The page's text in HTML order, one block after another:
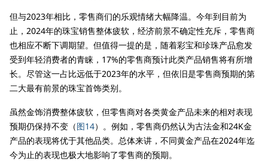
但与2023年相比，零售商们的乐观情绪大幅降温。今年到目前为
止，2024年的珠宝销售整体疲软，经济前景不确定性充斥，零售商
也相应不断下调期望。但值得一提的是，随着彩宝和珍珠产品愈发
受到年轻消费者的青睐，17%的零售商预计此类产品销售将有所增
长。尽管这一占比远低于2023年的水平，但依旧是零售商预期的第
二大最有前景的珠宝首饰类别。
虽然金饰消费整体疲软，但零售商对各类黄金产品未来的相对表现
预期仍保持不变（图14）。例如，零售商仍然认为古法金和24K金
产品的表现将优于其他品类。总体来讲，不同黄金产品在2024年迄
今为止的表现也极大地影响了零售商的预期。